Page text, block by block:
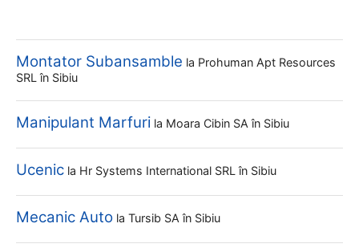
Montator Subansamble la Prohuman Apt Resources
SRL în Sibiu
Manipulant Marfuri la Moara Cibin SA în Sibiu
Ucenic la Hr Systems International SRL în Sibiu
Mecanic Auto la Tursib SA în Sibiu